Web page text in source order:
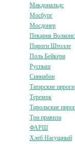
Макдональдс
Мосбург
Мосдонер
Пекарня
Пироги Штолле
Поль Бейкери
Руспыш
Синнабон
Татарские пироги
Теремок
Тирольские
Три правила
ФАРШ
Хлеб Насущный